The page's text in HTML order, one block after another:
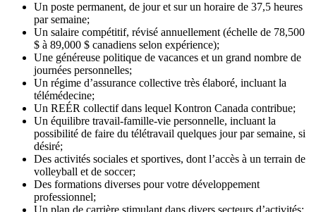
Un poste permanent, de jour et sur un horaire de 37,5 heures
par semaine;
Un salaire compétitif, révisé annuellement (échelle de 78,500
$ à 89,000 $ canadiens selon expérience);
Une généreuse politique de vacances et un grand nombre de
journées personnelles;
Un régime d’assurance collective très élaboré, incluant la
télémédecine;
Un REÉR collectif dans lequel Kontron Canada contribue;
Un équilibre travail-famille-vie personnelle, incluant la
possibilité de faire du télétravail quelques jour par semaine, si
désiré;
Des activités sociales et sportives, dont l’accès à un terrain de
volleyball et de soccer;
Des formations diverses pour votre développement
professionnel;
Un plan de carrière stimulant dans divers secteurs d’activités;